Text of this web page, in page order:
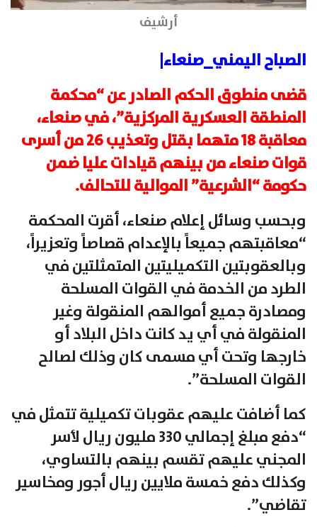
أرشيف
الصباح اليمني_صنعاء|
قضى منطوق الحكم الصادر عن “محكمة
المنطقة العسكرية المركزية”، في صنعاء،
معاقبة 18 متهما بقتل وتعذيب 26 من أسرى
قوات صنعاء من بينهم قيادات عليا ضمن
حكومة “الشرعية” الموالية للتحالف.
وبحسب وسائل إعلام صنعاء، أقرت المحكمة
“معاقبتهم جميعاً بالإعدام قصاصاً وتعزيراً،
وبالعقوبتين التكميليتين المتمثلتين في
الطرد من الخدمة في القوات المسلحة
ومصادرة جميع أموالهم المنقولة وغير
المنقولة في أي يد كانت داخل البلاد أو
خارجها وتحت أي مسمى كان وذلك لصالح
القوات المسلحة”.
كما أضافت عليهم عقوبات تكميلية تتمثل في
“دفع مبلغ إجمالي 330 مليون ريال لأسر
المجني عليهم تقسم بينهم بالتساوي،
وكذلك دفع خمسة ملايين ريال أجور ومخاسير
تقاضي”.